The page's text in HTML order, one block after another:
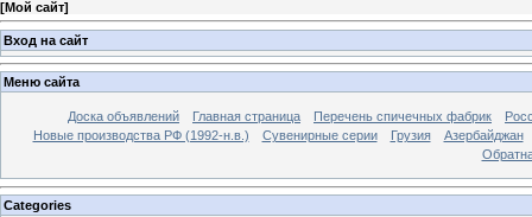
[Мой сайт]
Вход на сайт
Меню сайта
Доска объявлений Главная страница Перечень спичечных фабрик
Новые производства РФ (1992-н.в.)
Сувенирные серии Грузия
Азербайджан
Categories